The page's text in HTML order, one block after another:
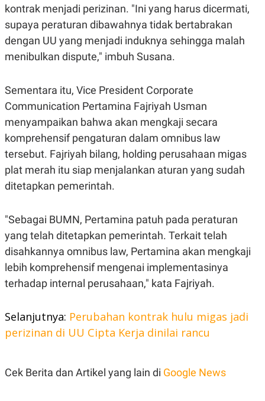
N
A
C
A
E
R
E
L
E
S
I
A
G
G
N
A
N
T
K
I
E
R
A
M
E
E
P
A
P
E
A
D
V
E
R
S
N
G
kontrak menjadi perizinan. "Ini yang harus dicermati,
supaya peraturan dibawahnya tidak bertabrakan
dengan UU yang menjadi induknya sehingga malah
menibulkan dispute," imbuh Susana.
Sementara itu, Vice President Corporate
Communication Pertamina Fajriyah Usman
menyampaikan bahwa akan mengkaji secara
komprehensif pengaturan dalam omnibus law
tersebut. Fajriyah bilang, holding perusahaan migas
plat merah itu siap menjalankan aturan yang sudah
ditetapkan pemerintah.
"Sebagai BUMN, Pertamina patuh pada peraturan
yang telah ditetapkan pemerintah. Terkait telah
disahkannya omnibus law, Pertamina akan mengkaji
lebih komprehensif mengenai implementasinya
terhadap internal perusahaan," kata Fajriyah.
Selanjutnya: Perubahan kontrak hulu migas jadi
perizinan di UU Cipta Kerja dinilai rancu
Cek Berita dan Artikel yang lain di Google News